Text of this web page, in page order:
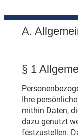
A.
§ 1
Ihre
mithin Daten,
dazu genutzt
festzustellen.